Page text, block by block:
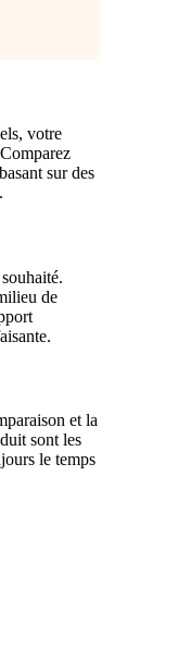
votre
sur des
de
et la
sont les
le temps